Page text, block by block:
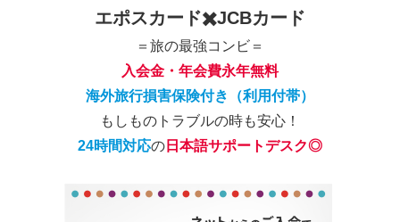
エポスカード✖️JCBカード
＝旅の最強コンビ＝
入会金・年会費永年無料
海外旅行損害保険付き（利用付帯）
もしものトラブルの時も安心！
24時間対応の 日本語サポートデスク◎